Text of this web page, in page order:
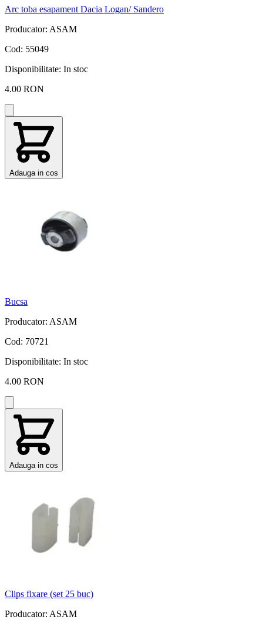
Arc toba esapament Dacia Logan/ Sandero
Producator: ASAM
Cod: 55049
Disponibilitate: In stoc
4.00 RON
Adauga in cos
Bucsa
Producator: ASAM
Cod: 70721
Disponibilitate: In stoc
4.00 RON
Adauga in cos
Clips fixare (set 25 buc)
Producator: ASAM